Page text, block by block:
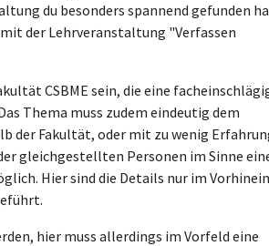
du besonders spannend gefunden
der Lehrveranstaltung "Verfassen
CSBME sein, die eine
Thema muss zudem eindeutig dem
der Fakultät, oder mit zu wenig
gleichgestellten Personen im Sinne
Hier sind die Details nur im
hier muss allerdings im Vorfeld eine